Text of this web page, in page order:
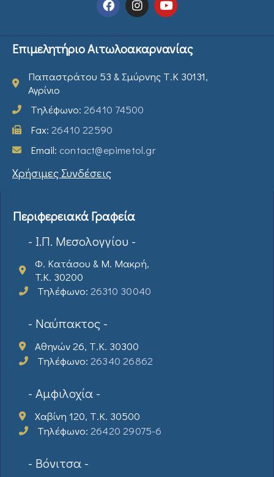
Επιμελητήριο Αιτωλοακαρνανίας
Παπαστράτου 53 & Σμύρνης Τ.Κ 30131,
Αγρίνιο
Τηλέφωνο: 26410 74500
Fax: 26410 22590
Email: contact@epimetol.gr
Χρήσιμες Συνδέσεις
Περιφερειακά Γραφεία
- Ι.Π. Μεσολογγίου -
Φ. Κατάσου & Μ. Μακρή,
T.K. 30200
Τηλέφωνο: 26310 30040
- Ναύπακτος -
Αθηνών 26, Τ.Κ. 30300
Τηλέφωνο: 26340 26862
- Αμφιλοχία -
Χαβίνη 120, Τ.Κ. 30500
Τηλέφωνο: 26420 29075-6
- Βόνιτσα -